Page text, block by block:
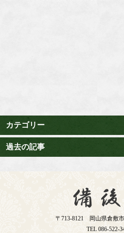
カテゴリー
過去の記事
〒713-8121 岡山県倉敷
TEL 086-522-